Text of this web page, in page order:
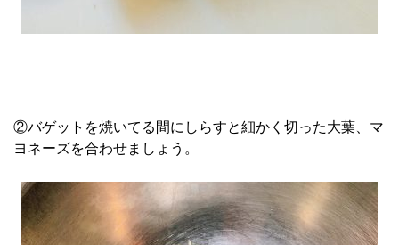
②バゲットを焼いてる間にしらすと細かく切った大葉、マ
ヨネーズを合わせましょう。